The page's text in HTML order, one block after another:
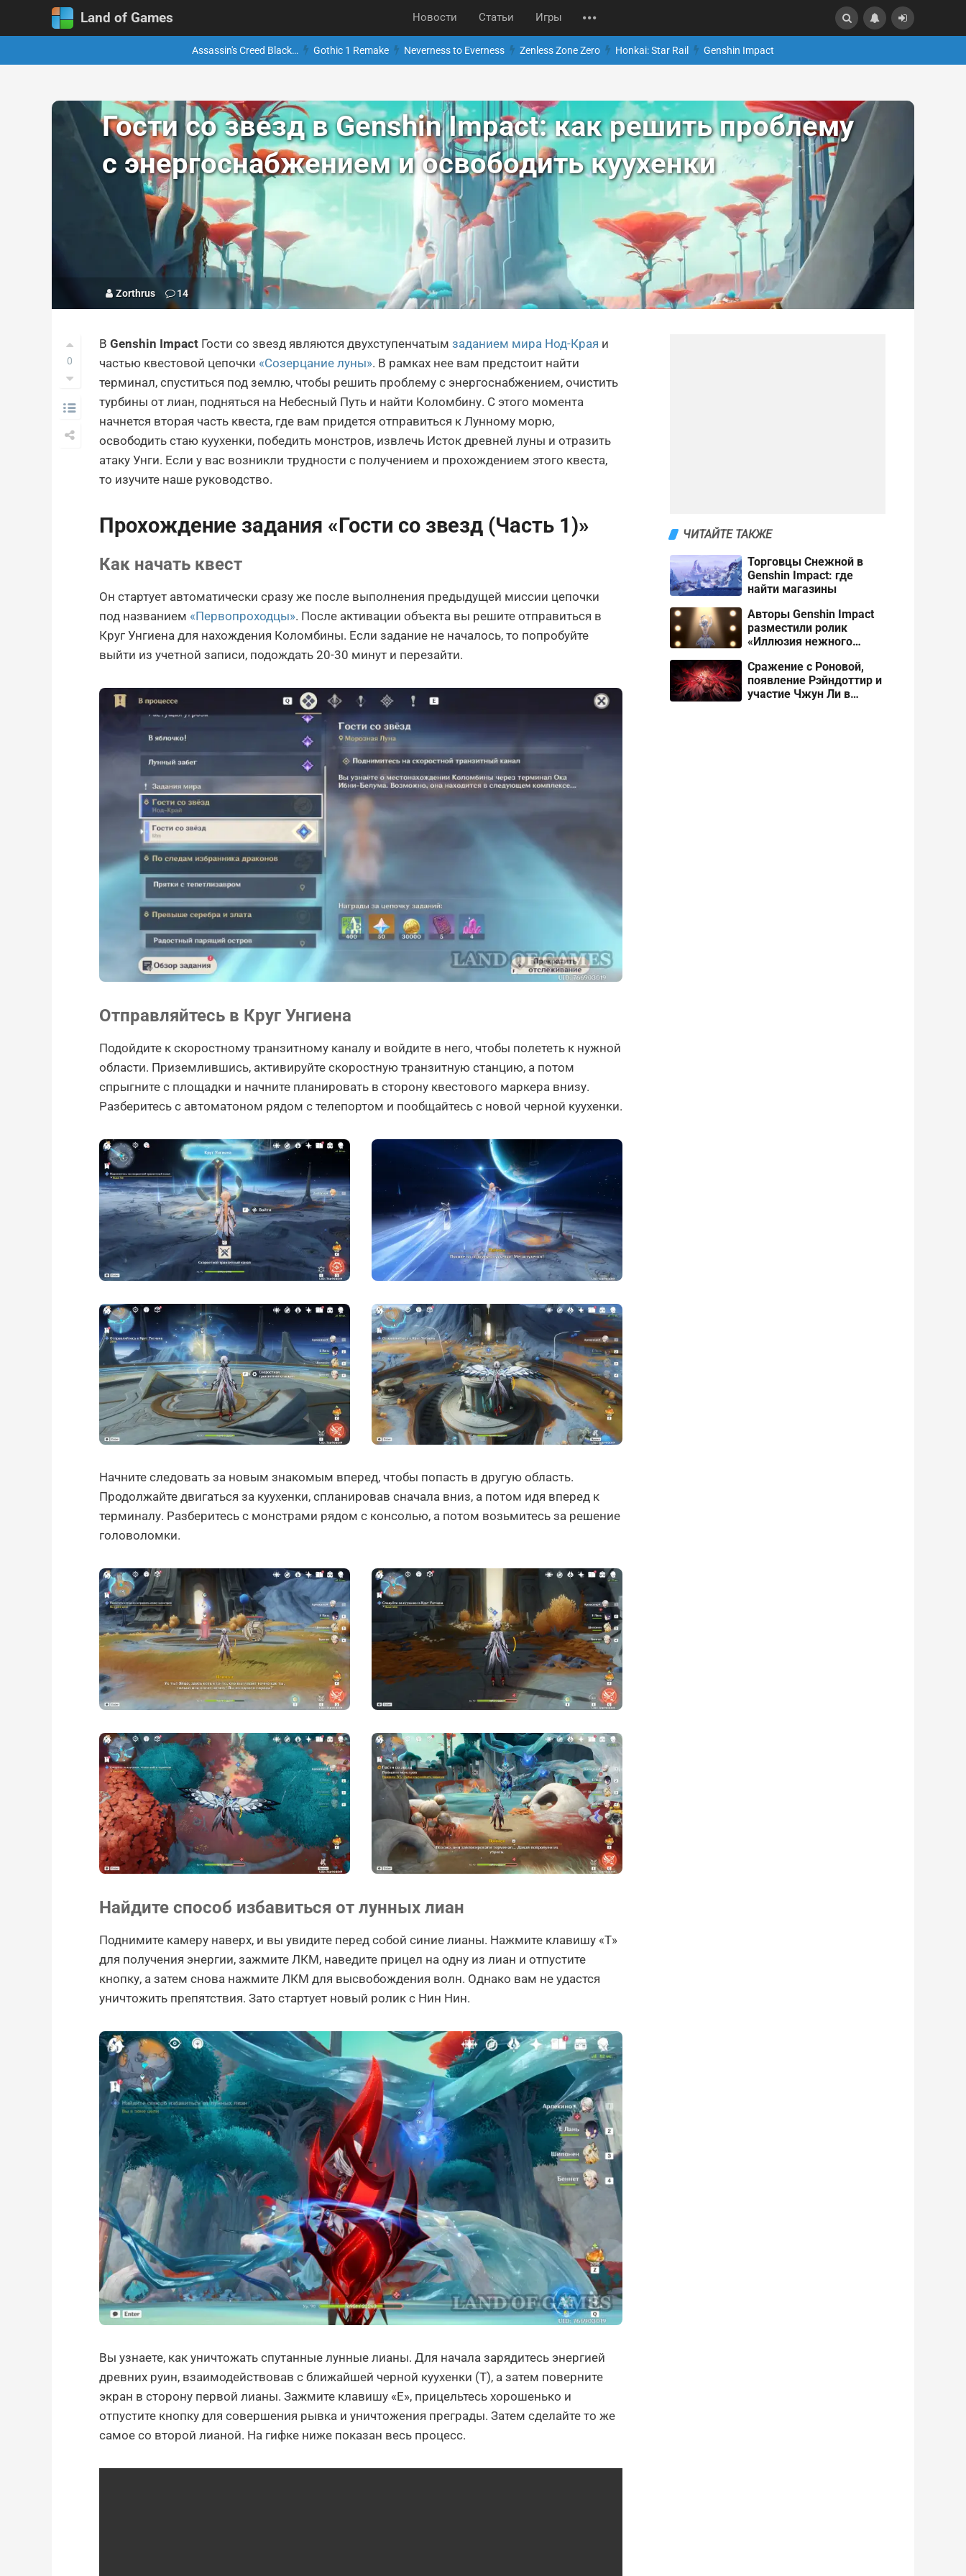
Land of Games Новости Статьи Игры
Assassin's Creed Black… Gothic 1 Remake Neverness to Everness Zenless Zone Zero Honkai: Star Rail Genshin Impact
Гости со звезд в Genshin Impact: как решить проблему
с энергоснабжением и освободить куухенки
Zorthrus 14
0
В Genshin Impact Гости со звезд являются двухступенчатым заданием мира Нод-Края и
частью квестовой цепочки «Созерцание луны». В рамках нее вам предстоит найти
терминал, спуститься под землю, чтобы решить проблему с энергоснабжением, очистить
турбины от лиан, подняться на Небесный Путь и найти Коломбину. С этого момента
начнется вторая часть квеста, где вам придется отправиться к Лунному морю,
освободить стаю куухенки, победить монстров, извлечь Исток древней луны и отразить
атаку Унги. Если у вас возникли трудности с получением и прохождением этого квеста,
то изучите наше руководство.
Прохождение задания «Гости со звезд (Часть 1)»
Как начать квест
Он стартует автоматически сразу же после выполнения предыдущей миссии цепочки
под названием «Первопроходцы». После активации объекта вы решите отправиться в
Круг Унгиена для нахождения Коломбины. Если задание не началось, то попробуйте
выйти из учетной записи, подождать 20-30 минут и перезайти.
Отправляйтесь в Круг Унгиена
Подойдите к скоростному транзитному каналу и войдите в него, чтобы полететь к нужной
области. Приземлившись, активируйте скоростную транзитную станцию, а потом
спрыгните с площадки и начните планировать в сторону квестового маркера внизу.
Разберитесь с автоматоном рядом с телепортом и пообщайтесь с новой черной куухенки.
Начните следовать за новым знакомым вперед, чтобы попасть в другую область.
Продолжайте двигаться за куухенки, спланировав сначала вниз, а потом идя вперед к
терминалу. Разберитесь с монстрами рядом с консолью, а потом возьмитесь за решение
головоломки.
Найдите способ избавиться от лунных лиан
Поднимите камеру наверх, и вы увидите перед собой синие лианы. Нажмите клавишу «Т»
для получения энергии, зажмите ЛКМ, наведите прицел на одну из лиан и отпустите
кнопку, а затем снова нажмите ЛКМ для высвобождения волн. Однако вам не удастся
уничтожить препятствия. Зато стартует новый ролик с Нин Нин.
Вы узнаете, как уничтожать спутанные лунные лианы. Для начала зарядитесь энергией
древних руин, взаимодействовав с ближайшей черной куухенки (Т), а затем поверните
экран в сторону первой лианы. Зажмите клавишу «Е», прицельтесь хорошенько и
отпустите кнопку для совершения рывка и уничтожения преграды. Затем сделайте то же
самое со второй лианой. На гифке ниже показан весь процесс.
ЧИТАЙТЕ ТАКЖЕ
Торговцы Снежной в
Genshin Impact: где
найти магазины
Авторы Genshin Impact
разместили ролик
«Иллюзия нежного
Сражение с Роновой,
появление Рэйндоттир и
участие Чжун Ли в